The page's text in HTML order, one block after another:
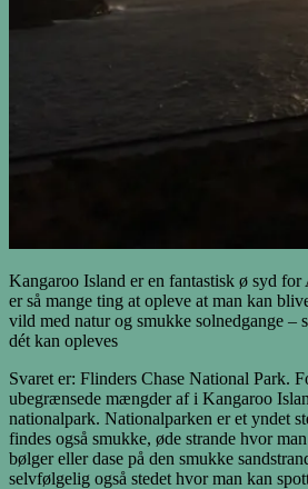
Kangaroo Island er en fantastisk ø syd
er så mange ting at opleve at man kan
vild med natur og smukke solnedgange –
dét kan opleves
Svaret er: Flinders Chase National Park.
ubegrænsede mængder af i Kangaroo
nationalpark. Nationalparken er et yndet
findes også smukke, øde strande hvor
bølger eller dase på den smukke
selvfølgelig også stedet hvor man kan